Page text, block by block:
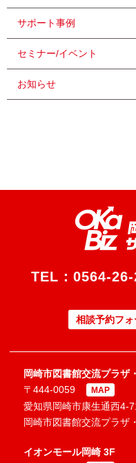
サポート事例
セミナー/イベント
お知らせ
TEL： 0564-
相談予約フォ
岡崎市図書館交流プラザ
〒444-0059
MAP
愛知県岡崎市康生通西4-
岡崎市図書館交流プラザ
イオンモール岡崎 3F